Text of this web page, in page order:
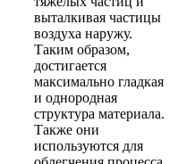
выталкивая частицы
воздуха наружу.
Таким образом,
достигается
максимально гладкая
и однородная
структура материала.
Также они
используются для